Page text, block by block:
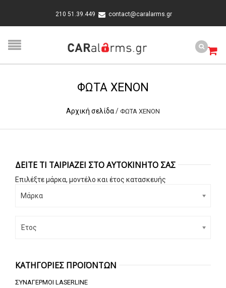
210 51.39.449 contact@caralarms.gr
ΦΩΤΑ XENON
Αρχική σελίδα/ ΦΩΤΑ XENON
ΔΕΊΤΕ ΤΙ ΤΑΙΡΙΆΖΕΙ ΣΤΟ ΑΥΤΟΚΊΝΗΤΟ ΣΑΣ
Επιλέξτε μάρκα, μοντέλο και έτος κατασκευής
Μάρκα
Έτος
ΚΑΤΗΓΟΡΙΕΣ ΠΡΟΪΟΝΤΩΝ
ΣΥΝΑΓΕΡΜΟΙ LASERLINE